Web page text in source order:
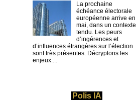
La prochaine
échéance électorale
européenne arrive en
mai, dans un contexte
tendu. Les peurs
d’ingérences et
d’influences étrangères sur l’élection
sont très présentes. Décryptons les
enjeux....
Polis IA